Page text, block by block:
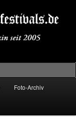
Foto-Archiv